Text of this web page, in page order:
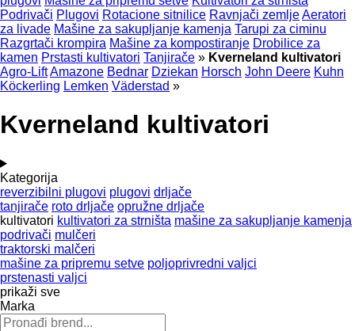
Podrivači Plugovi Rotacione sitnilice Ravnjači zemljeAeratori
za livade Mašine za sakupljanje kamenja Tarupi za ciminu
Razgrtači krompira Mašine za kompostiranje Drobilice za
kamen Prstasti kultivatori Tanjirače » Kverneland kultivatori
Agro-LiftAmazone Bednar Dziekan Horsch John Deere Kuhn
Köckerling Lemken Väderstad »
Kverneland kultivatori
Kategorija
reverzibilni plugovi plugovi drljače
tanjirače roto drljače opružne drljače
kultivatori kultivatori za strništa mašine za sakupljanje kamenja
podrivači mulčeri
traktorski malčeri
mašine za pripremu setve poljoprivredni valjci
prstenasti valjci
prikaži sve
Marka